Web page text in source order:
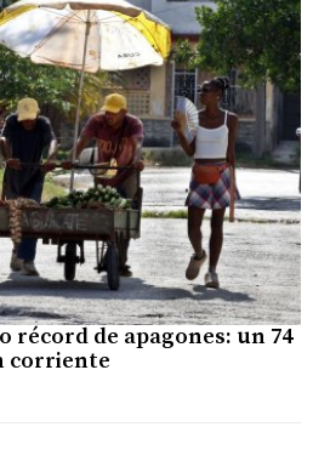
récord de apagones: un 74
corriente